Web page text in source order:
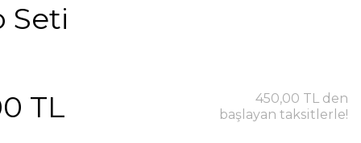
Seti
TL
450,00 TL den
başlayan taksitlerle!